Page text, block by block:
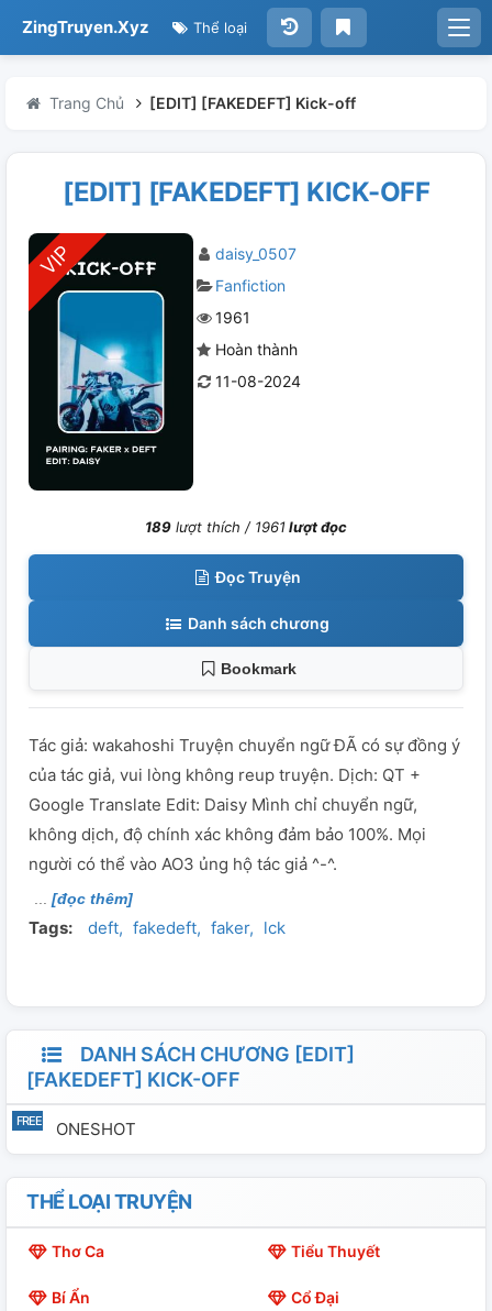
ZingTruyen.Xyz Thể loại
Trang Chủ [EDIT] [FAKEDEFT] Kick-off
[EDIT] [FAKEDEFT] KICK-OFF
daisy_0507
Fanfiction
1961
Hoàn thành
11-08-2024
189 lượt thích / 1961lượt đọc
Đọc Truyện
Danh sách chương
Bookmark
Tác giả: wakahoshi Truyện chuyển ngữ ĐÃ có sự đồng ý
của tác giả, vui lòng không reup truyện. Dịch: QT +
Google Translate Edit: Daisy Mình chỉ chuyển ngữ,
không dịch, độ chính xác không đảm bảo 100%. Mọi
người có thể vào AO3 ủng hộ tác giả ^-^.
[đọc thêm]
Tags: deft fakedeft faker lck
DANH SÁCH CHƯƠNG [EDIT]
[FAKEDEFT] KICK-OFF
ONESHOT
THỂ LOẠI TRUYỆN
Thơ Ca Tiểu Thuyết
Bí Ẩn Cổ Đại